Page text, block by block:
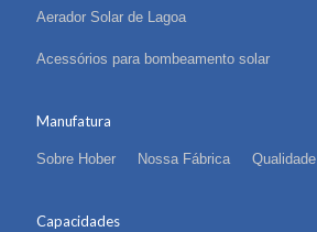
Aerador Solar de Lagoa
Acessórios para bombeamento solar
Manufatura
Sobre Hober Nossa Fábrica Qualidade
Capacidades